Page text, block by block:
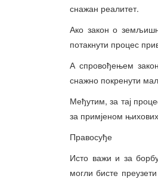
снажан реалитет.
Ако закон о
потакнути процес
А спровођењем
снажно покренути
Међутим, за тај
за примјеном
Правосуђе
Исто важи и за
могли бисте